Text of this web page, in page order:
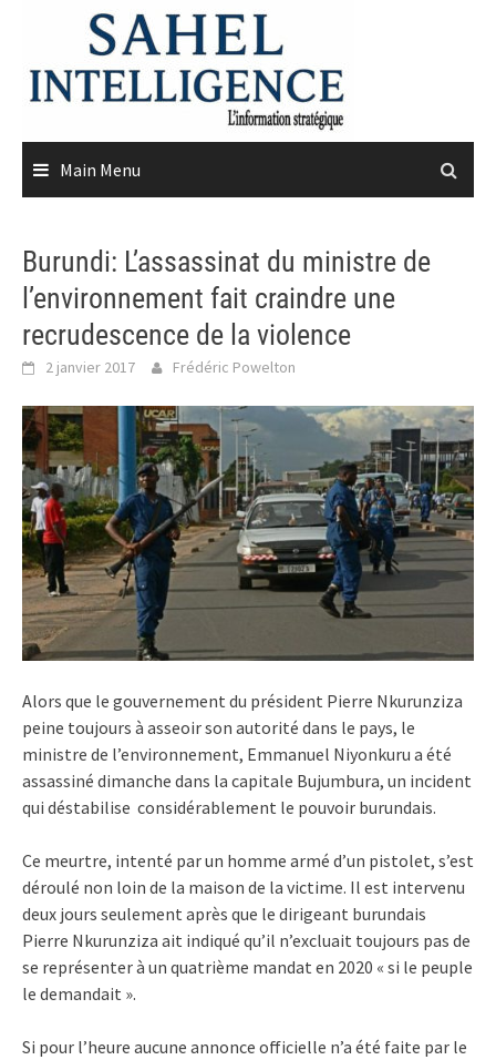
content
Main Menu
Burundi: L’assassinat du ministre de
l’environnement fait craindre une
recrudescence de la violence
2 janvier 2017 Frédéric Powelton
Alors que le gouvernement du président Pierre Nkurunziza
peine toujours à asseoir son autorité dans le pays, le
ministre de l’environnement, Emmanuel Niyonkuru a été
assassiné dimanche dans la capitale Bujumbura, un incident
qui déstabilise considérablement le pouvoir burundais.
Ce meurtre, intenté par un homme armé d’un pistolet, s’est
déroulé non loin de la maison de la victime. Il est intervenu
deux jours seulement après que le dirigeant burundais
Pierre Nkurunziza ait indiqué qu’il n’excluait toujours pas de
se représenter à un quatrième mandat en 2020 « si le peuple
le demandait ».
Si pour l’heure aucune annonce officielle n’a été faite par le